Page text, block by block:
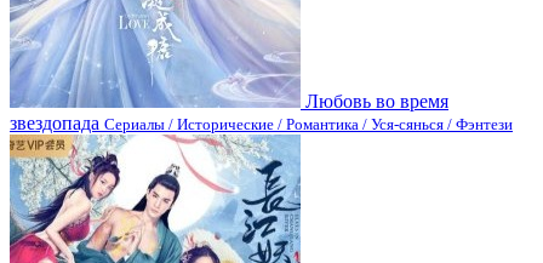
Любовь во время
звездопада Сериалы / Исторические / Романтика / Уся-сянься / Фэнтези